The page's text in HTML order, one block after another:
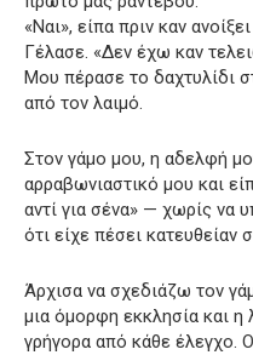
«Ναι», είπα πριν καν
Γέλασε. «Δεν έχω καν
Μου πέρασε το δαχτυλίδι
από τον λαιμό.
Στον γάμο μου, η αδελφή
αρραβωνιαστικό μου και
αντί για σένα» — χωρίς να
ότι είχε πέσει κατευθείαν
Άρχισα να σχεδιάζω τον
μια όμορφη εκκλησία και
γρήγορα από κάθε έλεγχο.